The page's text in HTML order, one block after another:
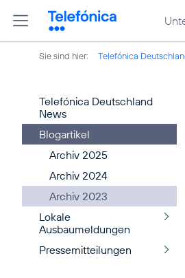
Sie sind hier: Telefónica
Telefónica Deutschland
News
Blogartikel
Archiv 2025
Archiv 2024
Archiv 2023
Lokale
Ausbaumeldungen
Pressemitteilungen